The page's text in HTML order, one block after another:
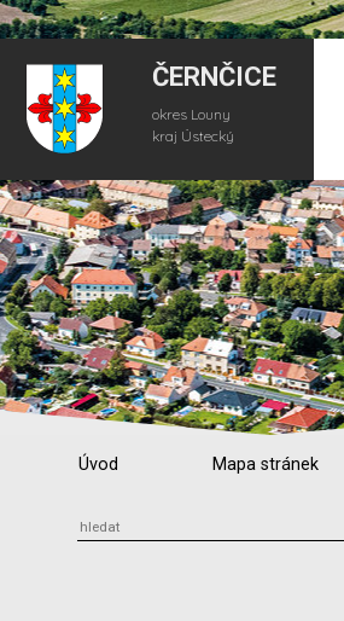
ČERNČICE
okres Louny
kraj Ústecký
Úvod Mapa stránek